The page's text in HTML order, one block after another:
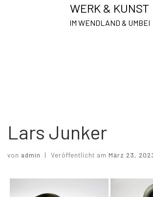
WERK & KUNST
IM WENDLAND & UMBEI
Lars Junker
von admin | Veröffentlicht am März 23,